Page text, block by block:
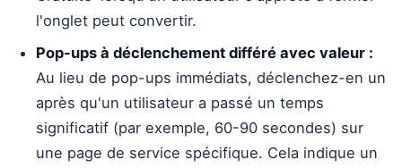
l'onglet peut convertir.
Pop-ups à déclenchement différé avec valeur :
Au lieu de pop-ups immédiats, déclenchez-en un
après qu'un utilisateur a passé un temps
significatif (par exemple, 60-90 secondes) sur
une page de service spécifique. Cela indique un